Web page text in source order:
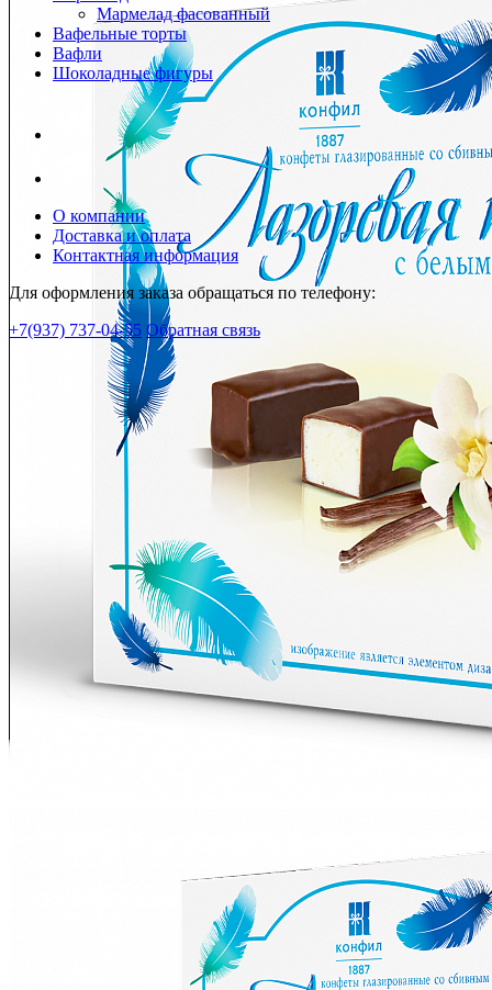
Мармелад фасованный
Вафельные торты
Вафли
Шоколадные фигуры
О компании
Доставка и оплата
Контактная информация
Для оформления заказа обращаться по телефону:
+7(937) 737-04-55 Обратная связь